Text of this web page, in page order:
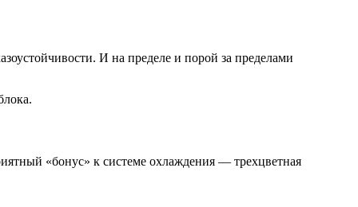
И на пределе и порой за пределами
«бонус» к системе охлаждения — трехцветная